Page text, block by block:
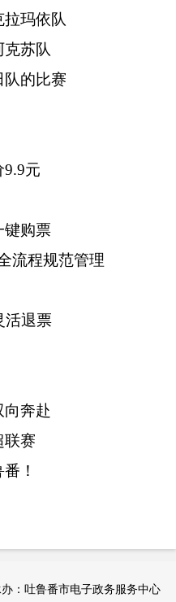
玛依队
苏队
队的比赛
9.9元
键购票
流程规范管理
活退票
向奔赴
联赛
！
：吐鲁番市电子政务服务中心